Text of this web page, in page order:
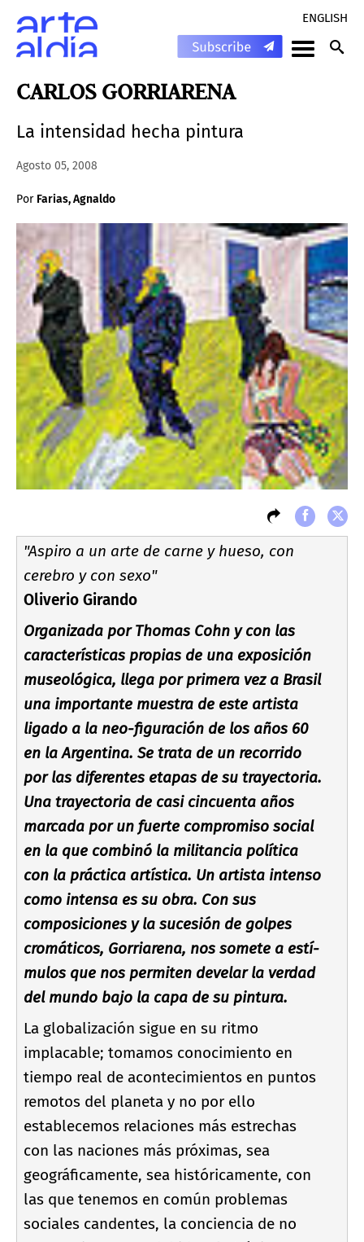
ENGLISH
CARLOS GORRIARENA
La intensidad hecha pintura
Agosto 05, 2008
Por Farias, Agnaldo
"Aspiro a un arte de carne y hueso, con
cerebro y con sexo"
Oliverio Girando
Organizada por Thomas Cohn y con las
caracterí­sticas propias de una exposición
museológica, llega por primera vez a Brasil
una importante muestra de este artista
ligado a la neo-figuración de los años 60
en la Argentina. Se trata de un recorrido
por las diferentes etapas de su trayectoria.
Una trayectoria de casi cincuenta años
marcada por un fuerte compromiso social
en la que combinó la militancia polí­tica
con la práctica artí­stica. Un artista intenso
como intensa es su obra. Con sus
composiciones y la sucesión de golpes
cromáticos, Gorriarena, nos somete a estí­
mulos que nos permiten develar la verdad
del mundo bajo la capa de su pintura.
La globalización sigue en su ritmo
implacable; tomamos conocimiento en
tiempo real de acontecimientos en puntos
remotos del planeta y no por ello
establecemos relaciones más estrechas
con las naciones más próximas, sea
geográficamente, sea históricamente, con
las que tenemos en común problemas
sociales candentes, la conciencia de no